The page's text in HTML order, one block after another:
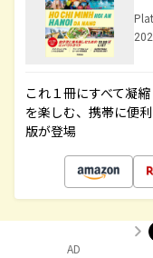
Plat
これ１冊にすべて凝
を楽しむ、携帯に便
版が登場
AD